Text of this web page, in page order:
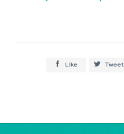
 Like  Tweet